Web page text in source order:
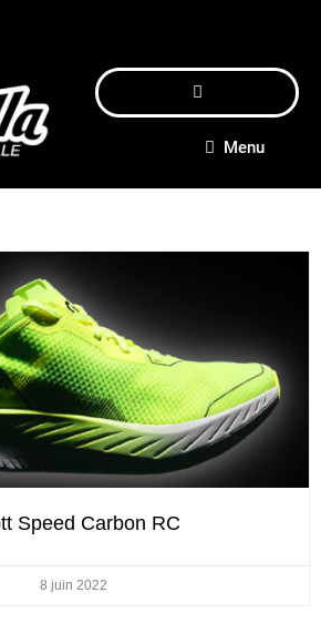
Menu
Speed Carbon RC
8 juin 2022